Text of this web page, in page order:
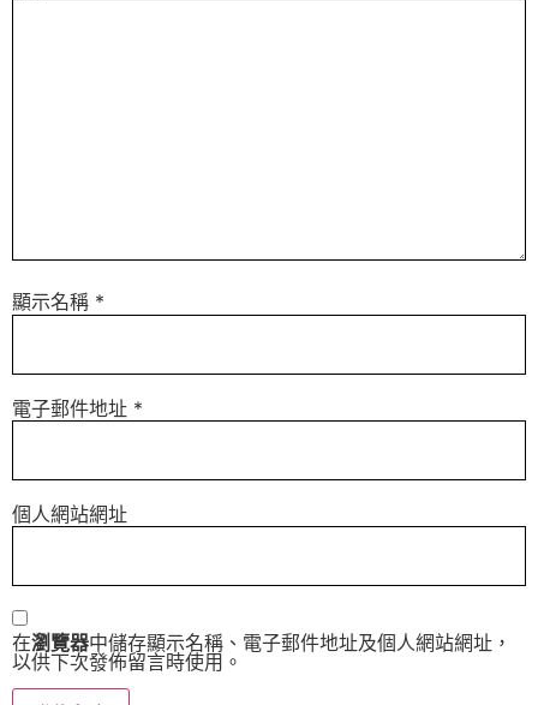
顯示名稱 *
電子郵件地址 *
個人網站網址
在瀏覽器中儲存顯示名稱、電子郵件地址及個人網站網址，
以供下次發佈留言時使用。